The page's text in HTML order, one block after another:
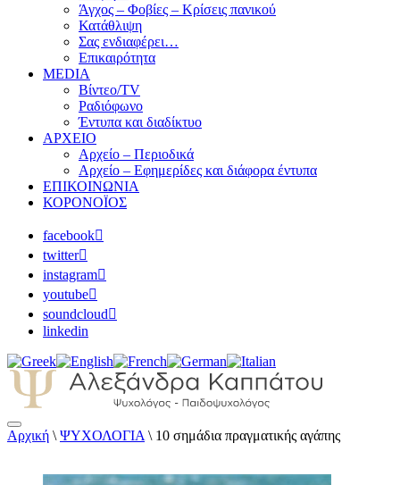
Άγχος – Φοβίες – Κρίσεις πανικού
Κατάθλιψη
Σας ενδιαφέρει…
Επικαιρότητα
MEDIA
Βίντεο/TV
Ραδιόφωνο
Έντυπα και διαδίκτυο
ΑΡΧΕΙΟ
Αρχείο – Περιοδικά
Αρχείο – Εφημερίδες και διάφορα έντυπα
ΕΠΙΚΟΙΝΩΝΙΑ
ΚΟΡΟΝΟΪΟΣ
facebook
twitter
instagram
youtube
soundcloud
linkedin
Αλεξάνδρα Καππάτου Ψυχολόγος –
Αρχική \ ΨΥΧΟΛΟΓΙΑ \ 10 σημάδια πραγματικής αγάπης